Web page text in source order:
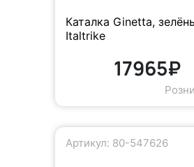
Каталка Ginetta,
Italtrike
17965₽
Артикул: 80-547626